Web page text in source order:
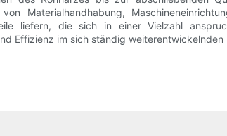
Materialhandhabung,
liefern, die sich in einer Vielzahl
Effizienz im sich ständig